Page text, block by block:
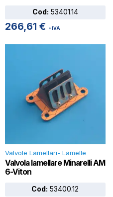
Cod: 53401.14
266,61 € +IVA
Valvole Lamellari- Lamelle
Valvola lamellare Minarelli AM
6-Viton
Cod: 53400.12